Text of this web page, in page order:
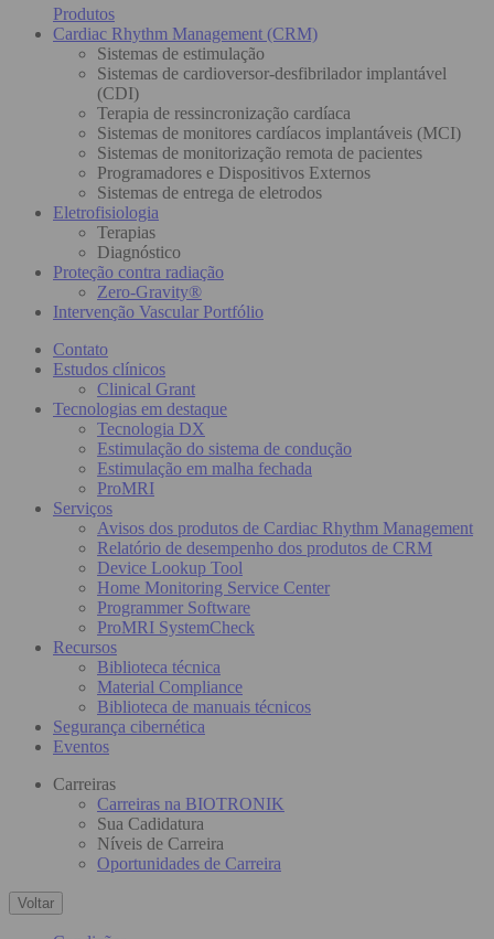
Produtos
Cardiac Rhythm Management (CRM)
Sistemas de estimulação
Sistemas de cardioversor-desfibrilador implantável
(CDI)
Terapia de ressincronização cardíaca
Sistemas de monitores cardíacos implantáveis (MCI)
Sistemas de monitorização remota de pacientes
Programadores e Dispositivos Externos
Sistemas de entrega de eletrodos
Eletrofisiologia
Terapias
Diagnóstico
Proteção contra radiação
Zero-Gravity®
Intervenção Vascular Portfólio
Contato
Estudos clínicos
Clinical Grant
Tecnologias em destaque
Tecnologia DX
Estimulação do sistema de condução
Estimulação em malha fechada
ProMRI
Serviços
Avisos dos produtos de Cardiac Rhythm Management
Relatório de desempenho dos produtos de CRM
Device Lookup Tool
Home Monitoring Service Center
Programmer Software
ProMRI SystemCheck
Recursos
Biblioteca técnica
Material Compliance
Biblioteca de manuais técnicos
Segurança cibernética
Eventos
Carreiras
Carreiras na BIOTRONIK
Sua Cadidatura
Níveis de Carreira
Oportunidades de Carreira
Voltar